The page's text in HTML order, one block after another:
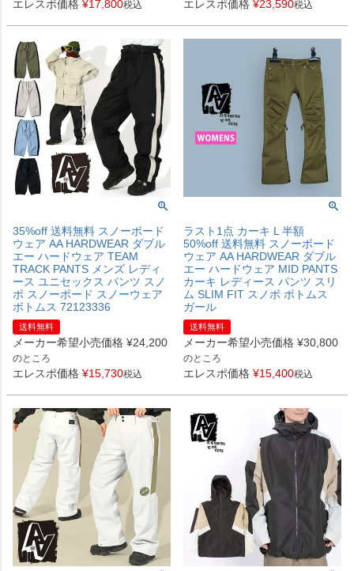
エレスポ価格 ¥17,800税込 エレスポ価格 ¥23,590税込
35%off 送料無料 スノーボード
ウェア AA HARDWEAR ダブル
エー ハードウェア TEAM
TRACK PANTS メンズ レディ
ース ユニセックス パンツ スノ
ボ スノーボード スノーウェア
ボトムス 72123336
送料無料
メーカー希望小売価格 ¥24,200
のところ
エレスポ価格 ¥15,730税込
ラスト1点 カーキ L 半額
50%off 送料無料 スノーボード
ウェア AA HARDWEAR ダブル
エー ハードウェア MID PANTS
カーキ レディース パンツ スリ
ム SLIM FIT スノボ ボトムス
ガール
送料無料
メーカー希望小売価格 ¥30,800
のところ
エレスポ価格 ¥15,400税込